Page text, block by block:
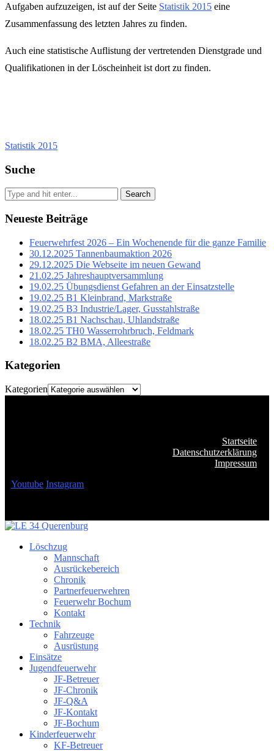
Aufgaben aufzuzeigen, ist auf der Seite Statistik 2015 eine
Zusammenfassung des letzten Jahres zu finden.
Auch eine statistische Auflistung der vertretenden Dienstgrade und
Qualifikationen in der Löscheinheit ist dort zu finden.
Statistik 2015
Suche
Search
Neueste Beiträge
Feuerwehrfest 2026 – Ein Wochenende für die ganze Familie
30.12.2025 Tannenbaumaktion 2026
29.12.2025 Die Webseite im neuen Gewand
21.02.25 Jahreshauptversammlung
19.02.25 Übungsdienst Gefahren an der Einsatzstelle
19.02.25 B1 Kleinbrand, Markstraße
19.02.25 B3 Industrie/Lager, Gusstahlstraße
18.02.25 B1 Nachschau, Uhlandstraße
18.02.25 TH0 Wasserrohrbruch, Feldmark
18.02.25 B2 BMA, Alleestraße
Kategorien
Kategorien
Startseite
Datenschutzerklärung
Impressum
Youtube Instagram
Löschzug
Mannschaft
Ausrückebereich
Chronik
Partnerfeuerwehren
Feuerwehr Bochum
Kontakt
Technik
Fahrzeuge
Ausrüstung
Einsätze
Jugendfeuerwehr
JF-Betreuer
JF-Chronik
JF-Q&A
JF-Kontakt
JF-Bochum
Kinderfeuerwehr
KF-Betreuer